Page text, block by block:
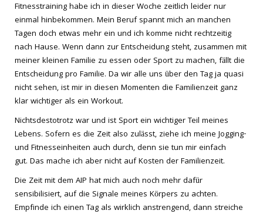
Fitnesstraining habe ich in dieser Woche zeitlich leider nur
einmal hinbekommen. Mein Beruf spannt mich an manchen
Tagen doch etwas mehr ein und ich komme nicht rechtzeitig
nach Hause. Wenn dann zur Entscheidung steht, zusammen mit
meiner kleinen Familie zu essen oder Sport zu machen, fällt die
Entscheidung pro Familie. Da wir alle uns über den Tag ja quasi
nicht sehen, ist mir in diesen Momenten die Familienzeit ganz
klar wichtiger als ein Workout.
Nichtsdestotrotz war und ist Sport ein wichtiger Teil meines
Lebens. Sofern es die Zeit also zulässt, ziehe ich meine Jogging-
und Fitnesseinheiten auch durch, denn sie tun mir einfach
gut. Das mache ich aber nicht auf Kosten der Familienzeit.
Die Zeit mit dem AIP hat mich auch noch mehr dafür
sensibilisiert, auf die Signale meines Körpers zu achten.
Empfinde ich einen Tag als wirklich anstrengend, dann streiche